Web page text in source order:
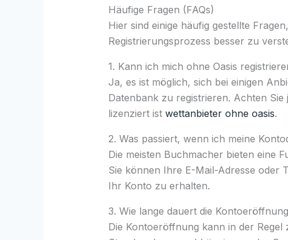
Häufige Fragen (FAQs)
Hier sind einige häufig gestellte
Registrierungsprozess besser zu
1. Kann ich mich ohne Oasis
Ja, es ist möglich, sich bei einigen
Datenbank zu registrieren. Achten
lizenziert ist wettanbieter ohne oasis.
2. Was passiert, wenn ich meine
Die meisten Buchmacher bieten eine
Sie können Ihre E-Mail-Adresse oder
Ihr Konto zu erhalten.
3. Wie lange dauert die
Die Kontoeröffnung kann in der